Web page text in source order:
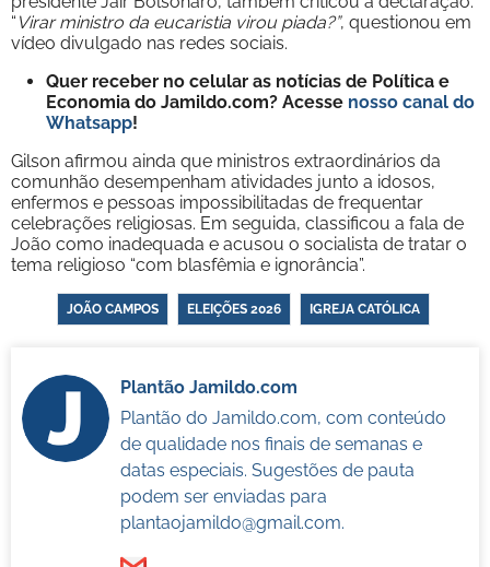
“ Virar ministro da eucaristia virou piada?”, questionou em
vídeo divulgado nas redes sociais.
Quer receber no celular as notícias de Política e
Economia do Jamildo.com? Acesse nosso canal do
Whatsapp!
Gilson afirmou ainda que ministros extraordinários da
comunhão desempenham atividades junto a idosos,
enfermos e pessoas impossibilitadas de frequentar
celebrações religiosas. Em seguida, classificou a fala de
João como inadequada e acusou o socialista de tratar o
tema religioso “com blasfêmia e ignorância”.
JOÃO CAMPOS ELEIÇÕES 2026 IGREJA CATÓLICA
Plantão Jamildo.com
Plantão do Jamildo.com, com conteúdo
de qualidade nos finais de semanas e
datas especiais. Sugestões de pauta
podem ser enviadas para
plantaojamildo@gmail.com.